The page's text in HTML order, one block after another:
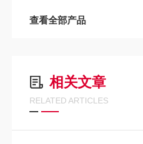
查看全部产品
相关文章
RELATED ARTICLES